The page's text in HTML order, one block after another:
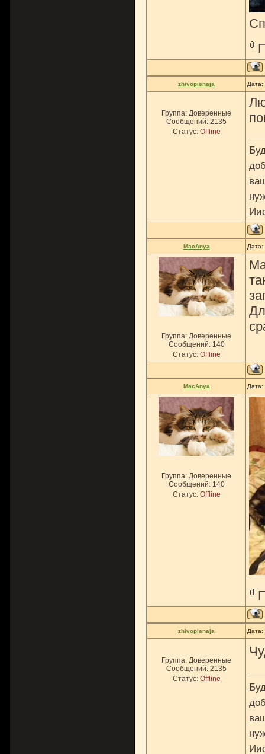
zhivopisnaja
Группа: Доверенные
Сообщений: 2135
Статус: Offline
MacAnya
Группа: Доверенные
Сообщений: 140
Статус: Offline
MacAnya
Группа: Доверенные
Сообщений: 140
Статус: Offline
zhivopisnaja
Группа: Доверенные
Сообщений: 2135
Статус: Offline